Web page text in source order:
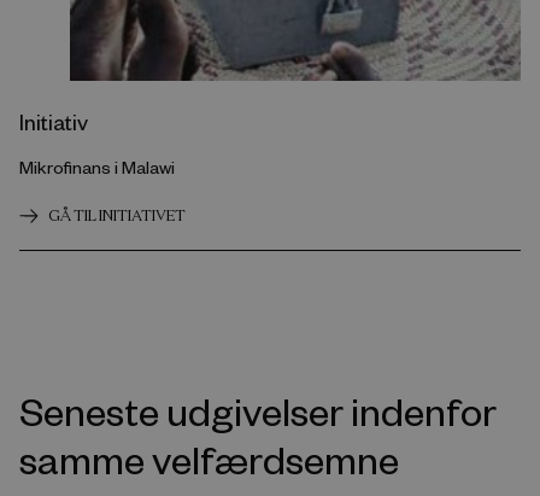
Initiativ
Mikrofinans i Malawi
GÅ TIL INITIATIVET
Seneste udgivelser indenfor
samme velfærdsemne